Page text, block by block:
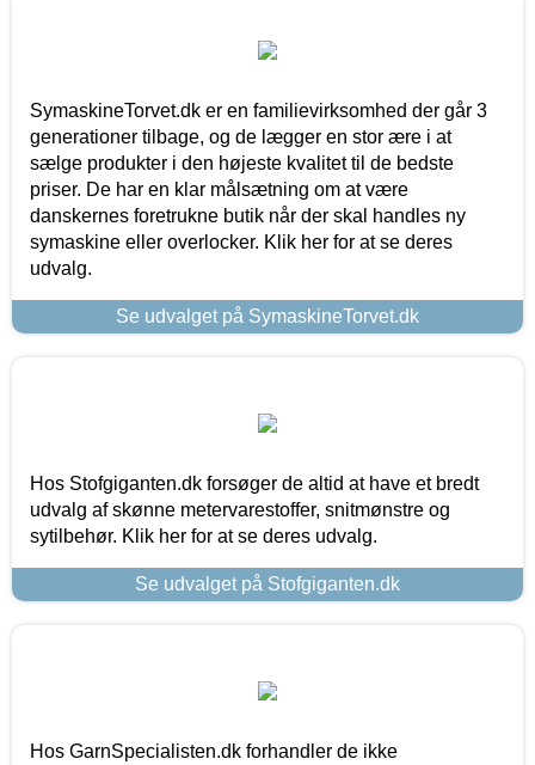
SymaskineTorvet.dk er en familievirksomhed der går 3
generationer tilbage, og de lægger en stor ære i at
sælge produkter i den højeste kvalitet til de bedste
priser. De har en klar målsætning om at være
danskernes foretrukne butik når der skal handles ny
symaskine eller overlocker. Klik her for at se deres
udvalg.
Se udvalget på SymaskineTorvet.dk
Hos Stofgiganten.dk forsøger de altid at have et bredt
udvalg af skønne metervarestoffer, snitmønstre og
sytilbehør. Klik her for at se deres udvalg.
Se udvalget på Stofgiganten.dk
Hos GarnSpecialisten.dk forhandler de ikke